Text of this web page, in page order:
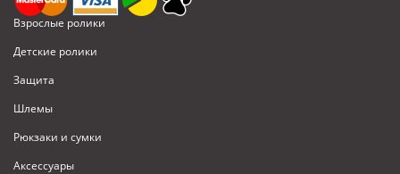
Взрослые ролики
Детские ролики
Защита
Шлемы
Рюкзаки и сумки
Аксессуары